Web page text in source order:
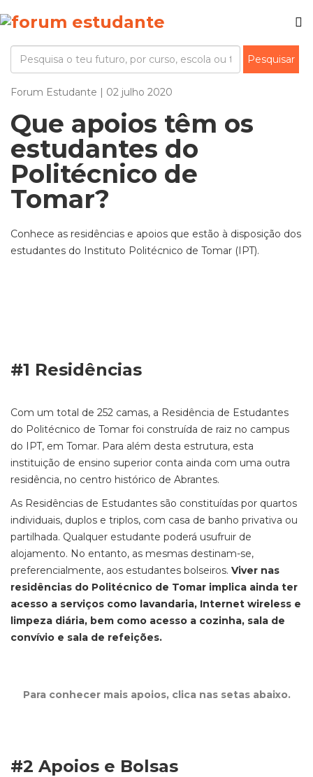
Forum Estudante | 02 julho 2020
Que apoios têm os
estudantes do
Politécnico de
Tomar?
Conhece as residências e apoios que estão à disposição dos
estudantes do Instituto Politécnico de Tomar (IPT).
#1 Residências
Com um total de 252 camas, a Residência de Estudantes
do Politécnico de Tomar foi construída de raiz no campus
do IPT, em Tomar. Para além desta estrutura, esta
instituição de ensino superior conta ainda com uma outra
residência, no centro histórico de Abrantes.
As Residências de Estudantes são constituídas por quartos
individuais, duplos e triplos, com casa de banho privativa ou
partilhada. Qualquer estudante poderá usufruir de
alojamento. No entanto, as mesmas destinam-se,
preferencialmente, aos estudantes bolseiros. Viver nas
residências do Politécnico de Tomar implica ainda ter
acesso a serviços como lavandaria, Internet wireless e
limpeza diária, bem como acesso a cozinha, sala de
convívio e sala de refeições.
Para conhecer mais apoios, clica nas setas abaixo.
#2 Apoios e Bolsas